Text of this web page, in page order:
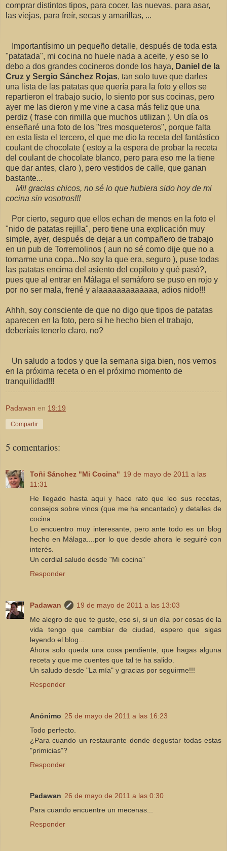
comprar distintos tipos, para cocer, las nuevas, para asar,
las viejas, para freír, secas y amarillas, ...
Importantísimo un pequeño detalle, después de toda esta
"patatada", mi cocina no huele nada a aceite, y eso se lo
debo a dos grandes cocineros donde los haya, Daniel de la
Cruz y Sergio Sánchez Rojas, tan solo tuve que darles
una lista de las patatas que quería para la foto y ellos se
repartieron el trabajo sucio, lo siento por sus cocinas, pero
ayer me las dieron y me vine a casa más feliz que una
perdiz ( frase con rimilla que muchos utilizan ). Un día os
enseñaré una foto de los "tres mosqueteros", porque falta
en esta lista el tercero, el que me dio la receta del fantástico
coulant de chocolate ( estoy a la espera de probar la receta
del coulant de chocolate blanco, pero para eso me la tiene
que dar antes, claro ), pero vestidos de calle, que ganan
bastante...
Mil gracias chicos, no sé lo que hubiera sido hoy de mi
cocina sin vosotros!!!
Por cierto, seguro que ellos echan de menos en la foto el
"nido de patatas rejilla", pero tiene una explicación muy
simple, ayer, después de dejar a un compañero de trabajo
en un pub de Torremolinos ( aun no sé como dije que no a
tomarme una copa...No soy la que era, seguro ), puse todas
las patatas encima del asiento del copiloto y qué pasó?,
pues que al entrar en Málaga el semáforo se puso en rojo y
por no ser mala, frené y alaaaaaaaaaaaaa, adios nido!!!
Ahhh, soy consciente de que no digo que tipos de patatas
aparecen en la foto, pero si he hecho bien el trabajo,
deberíais tenerlo claro, no?
Un saludo a todos y que la semana siga bien, nos vemos
en la próxima receta o en el próximo momento de
tranquilidad!!!
Padawan en 19:19
Compartir
5 comentarios:
Toñi Sánchez "Mi Cocina" 19 de mayo de 2011 a las
11:31
He llegado hasta aqui y hace rato que leo sus recetas,
consejos sobre vinos (que me ha encantado) y detalles de
cocina.
Lo encuentro muy interesante, pero ante todo es un blog
hecho en Málaga....por lo que desde ahora le seguiré con
interés.
Un cordial saludo desde "Mi cocina"
Responder
Padawan
19 de mayo de 2011 a las 13:03
Me alegro de que te guste, eso sí, si un día por cosas de la
vida tengo que cambiar de ciudad, espero que sigas
leyendo el blog...
Ahora solo queda una cosa pendiente, que hagas alguna
receta y que me cuentes que tal te ha salido.
Un saludo desde "La mía" y gracias por seguirme!!!
Responder
Anónimo 25 de mayo de 2011 a las 16:23
Todo perfecto.
¿Para cuando un restaurante donde degustar todas estas
"primicias"?
Responder
Padawan 26 de mayo de 2011 a las 0:30
Para cuando encuentre un mecenas...
Responder